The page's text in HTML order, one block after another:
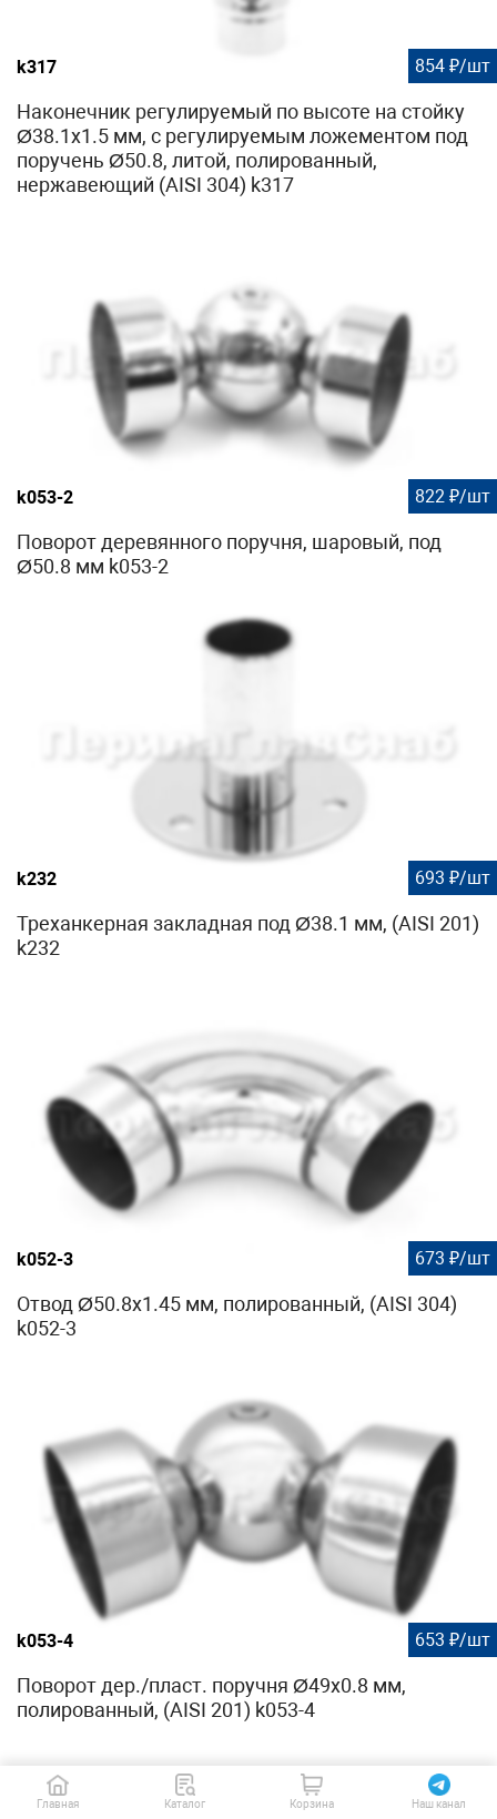
k317 854 ₽/шт
Наконечник регулируемый по высоте на стойку
Ø38.1х1.5 мм, с регулируемым ложементом под
поручень Ø50.8, литой, полированный,
нержавеющий (AISI 304) k317
k053-2 822 ₽/шт
Поворот деревянного поручня, шаровый, под
Ø50.8 мм k053-2
k232 693 ₽/шт
Треханкерная закладная под Ø38.1 мм, (AISI 201)
k232
k052-3 673 ₽/шт
Отвод Ø50.8х1.45 мм, полированный, (AISI 304)
k052-3
k053-4 653 ₽/шт
Поворот дер./пласт. поручня Ø49х0.8 мм,
полированный, (AISI 201) k053-4
Главная Каталог Корзина Наш канал